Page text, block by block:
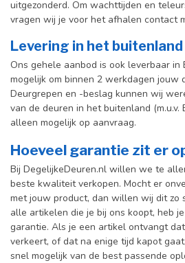
uitgezonderd. Om wachttijden en
vragen wij je voor het afhalen contact
Levering in het buitenland
Ons gehele aanbod is ook leverbaar in
mogelijk om binnen 2 werkdagen jouw
Deurgrepen en -beslag kunnen wij
van de deuren in het buitenland (m.u.v.
alleen mogelijk op aanvraag.
Hoeveel garantie zit er
Bij DegelijkeDeuren.nl willen we te
beste kwaliteit verkopen. Mocht er
met jouw product, dan willen wij dit zo
alle artikelen die je bij ons koopt, heb
garantie. Als je een artikel ontvangt
verkeert, of dat na enige tijd kapot
snel mogelijk van de best passende